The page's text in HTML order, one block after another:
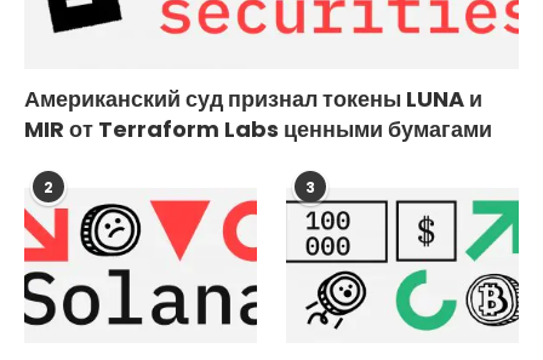
Американский суд признал токены LUNA и
MIR от Terraform Labs ценными бумагами
2 3